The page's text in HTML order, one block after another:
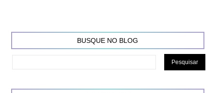
BUSQUE NO BLOG